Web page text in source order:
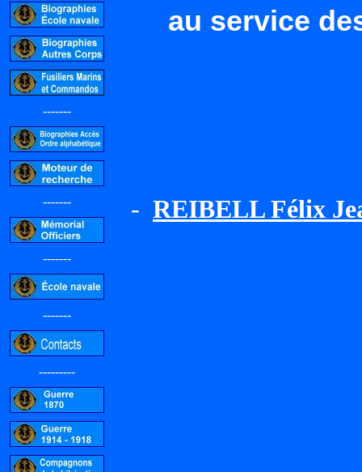
-------
-------
-------
-------
---------
au service
- REIBELL Félix